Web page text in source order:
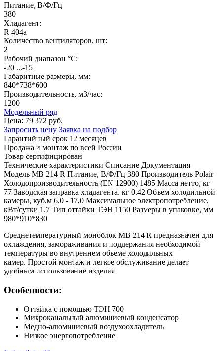
Питание, В/Ф/Гц
380
Хладагент:
R 404a
Количество вентиляторов, шт:
2
Рабочий диапазон °С:
-20 ...-15
Габаритные размеры, мм:
840*738*600
Производительность, м3/час:
1200
Модельный ряд
Цена: 79 372 руб.
Запросить цену Заявка на подбор
Гарантийный срок 12 месяцев
Продажа и монтаж по всей России
Товар сертифицирован
Технические характеристики Описание Документация
Модель MB 214 R Питание, В/Ф/Гц 380 Производитель Polair
Холодопроизводительность (EN 12900) 1485 Масса нетто, кг
77 Заводская заправка хладагента, кг 0.42 Объем холодильной
камеры, куб.м 6,0 - 17,0 Максимальное электропотребление,
кВт/сутки 1.7 Тип оттайки ТЭН 1150 Размеры в упаковке, мм
980*910*830
Среднетемпературный моноблок MB 214 R предназначен для
охлаждения, замораживания и поддержания необходимой
температуры во внутреннем объеме холодильных
камер. Простой монтаж и легкое обслуживание делает
удобным использование изделия.
Особенности:
Оттайка с помощью ТЭН 700
Микроканальный алюминиевый конденсатор
Медно-алюминиевый воздухоохладитель
Низкое энергопотребление